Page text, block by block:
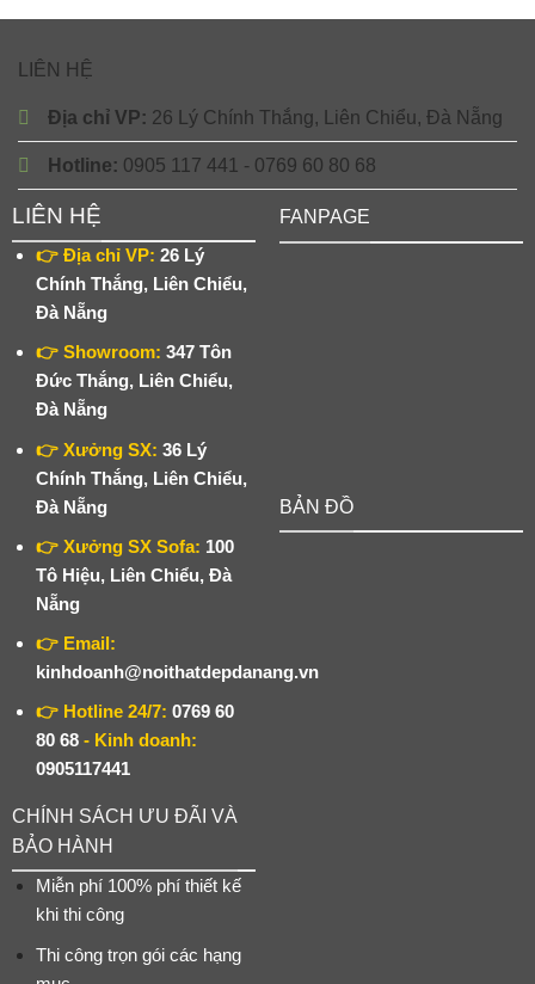
LIÊN HỆ
Địa chỉ VP: 26 Lý Chính Thắng, Liên Chiểu, Đà Nẵng
Hotline: 0905 117 441 - 0769 60 80 68
LIÊN HỆ
👉 Địa chỉ VP: 26 Lý
Chính Thắng, Liên Chiểu,
Đà Nẵng
👉 Showroom: 347 Tôn
Đức Thắng, Liên Chiểu,
Đà Nẵng
👉 Xưởng SX: 36 Lý
Chính Thắng, Liên Chiểu,
Đà Nẵng
👉 Xưởng SX Sofa: 100
Tô Hiệu, Liên Chiểu, Đà
Nẵng
👉 Email:
kinhdoanh@noithatdepdanang.vn
👉 Hotline 24/7: 0769 60
80 68 - Kinh doanh:
0905117441
CHÍNH SÁCH ƯU ĐÃI VÀ
BẢO HÀNH
Miễn phí 100% phí thiết kế
khi thi công
Thi công trọn gói các hạng
FANPAGE
BẢN ĐỒ